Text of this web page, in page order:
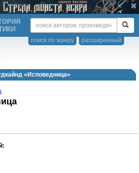
расширенный
поиск по жанру
«Исповедница»